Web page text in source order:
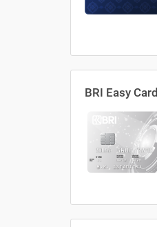
BRI Easy Card